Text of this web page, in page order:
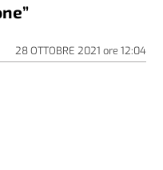
28 OTTOBRE 2021 ore 12:04